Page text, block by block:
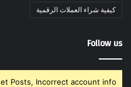
كيفية شراء العملات الرقمية
Follow us
Posts, Incorrect account info.